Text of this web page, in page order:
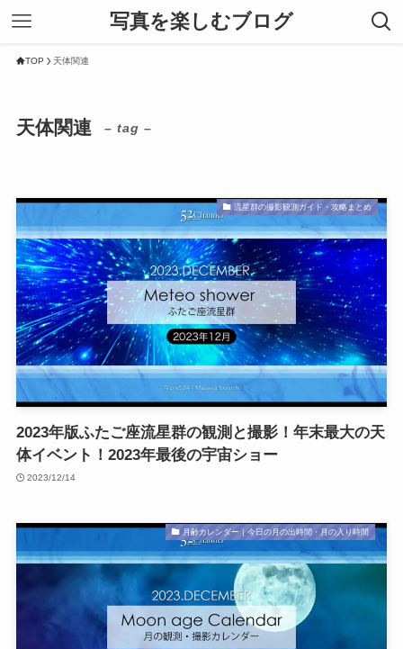
写真を楽しむブログ
TOP 天体関連
天体関連 – tag –
流星群の撮影観測ガイド・攻略まとめ
2023年版ふたご座流星群の観測と撮影！年末最大の天
体イベント！2023年最後の宇宙ショー
2023/12/14
月齢カレンダー｜今日の月の出時間・月の入り時間